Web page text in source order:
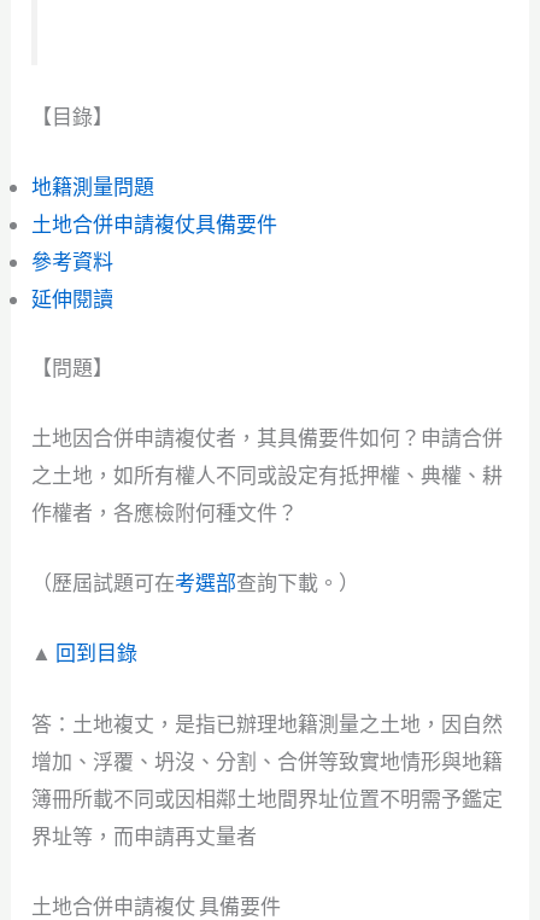
【目錄】
地籍測量問題
土地合併申請複仗具備要件
參考資料
延伸閱讀
【問題】
土地因合併申請複仗者，其具備要件如何？申請合併
之土地，如所有權人不同或設定有抵押權、典權、耕
作權者，各應檢附何種文件？
（歷屆試題可在考選部查詢下載。）
▲ 回到目錄
答：土地複丈，是指已辦理地籍測量之土地，因自然
增加、浮覆、坍沒、分割、合併等致實地情形與地籍
簿冊所載不同或因相鄰土地間界址位置不明需予鑑定
界址等，而申請再丈量者
土地合併申請複仗 具備要件